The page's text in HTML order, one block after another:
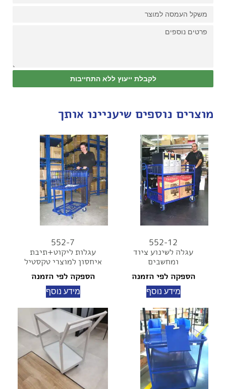
לקבלת ייעוץ ללא התחייבות
מוצרים נוספים שיעניינו אותך
552-12
עגלה לשינוע ציוד
ומחשבים
הספקה לפי הזמנה
מידע נוסף
552-7
עגלות ליקוט+תיבת
איחסון למוצרי טקסטיל
הספקה לפי הזמנה
מידע נוסף